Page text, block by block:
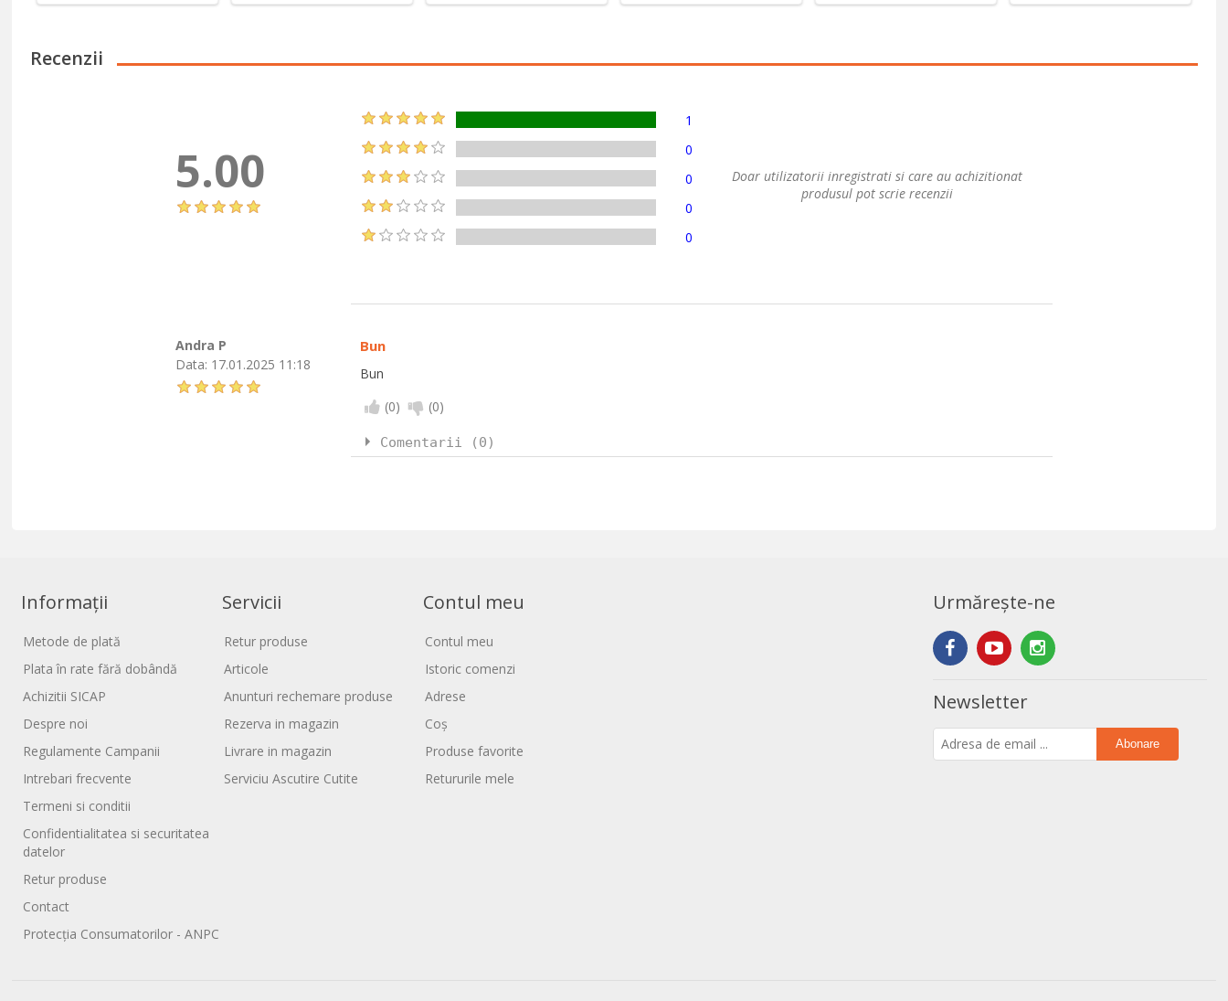
Recenzii
5.00
1
0
0
0
0
Doar utilizatorii inregistrati si care au achizitionat
produsul pot scrie recenzii
Andra P
Data: 17.01.2025 11:18
Bun
Bun
(0) (0)
Comentarii (0)
Informații
Metode de plată
Plata în rate fără dobândă
Achizitii SICAP
Despre noi
Regulamente Campanii
Intrebari frecvente
Termeni si conditii
Confidentialitatea si securitatea
datelor
Retur produse
Contact
Protecția Consumatorilor - ANPC
Servicii
Retur produse
Articole
Anunturi rechemare produse
Rezerva in magazin
Livrare in magazin
Serviciu Ascutire Cutite
Contul meu
Contul meu
Istoric comenzi
Adrese
Coș
Produse favorite
Retururile mele
Urmărește-ne
Newsletter
Abonare